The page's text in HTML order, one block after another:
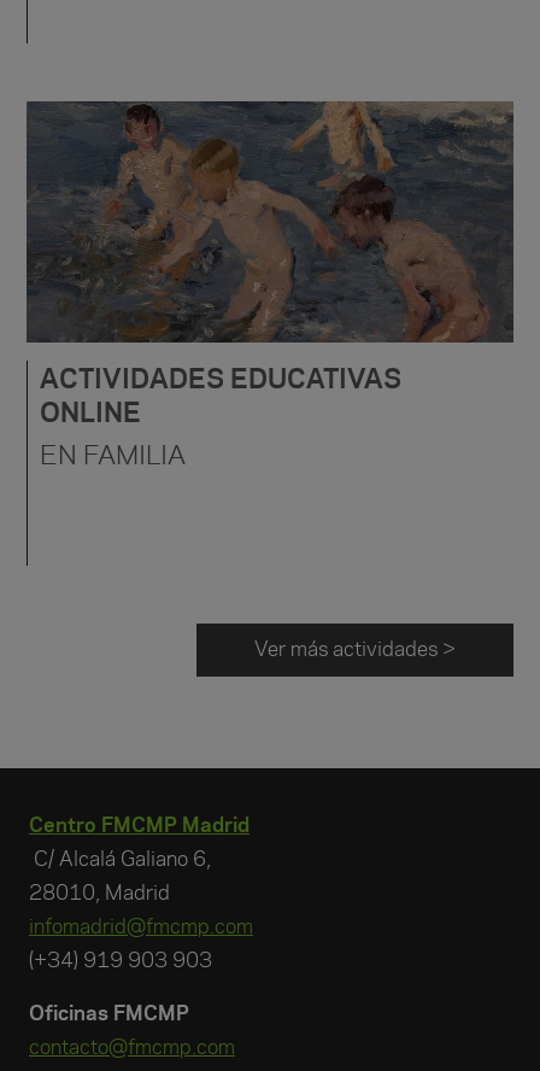
ACTIVIDADES EDUCATIVAS
ONLINE
EN FAMILIA
Ver más actividades >
Centro FMCMP Madrid
C/ Alcalá Galiano 6,
28010, Madrid
infomadrid@fmcmp.com
(+34) 919 903 903
Oficinas FMCMP
contacto@fmcmp.com